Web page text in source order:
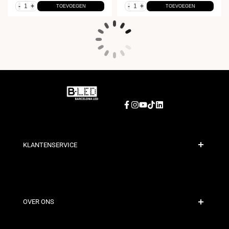
- + TOEVOEGEN - + TOEVOEGEN
Facebook
Instagram
YouTube
TikTokLinkedIn
KLANTENSERVICE
Contact
OVER ONS